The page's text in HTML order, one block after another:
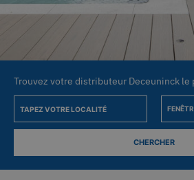
Trouvez votre distributeur Deceuninck le
CHERCHER